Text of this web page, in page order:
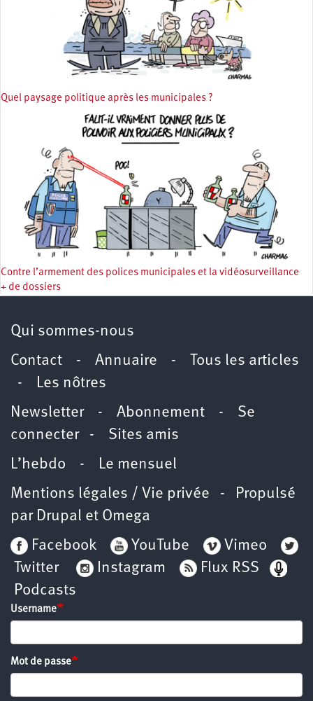
Quel paysage politique après les municipales ?
Contre l’armement des polices municipales et la vidéosurveillance
+ de dossiers
Qui sommes-nous
Contact - Annuaire -
Tous les articles
- Les nôtres
Newsletter- Abonnement - Se
connecter- Sites amis
L’hebdo - Le mensuel
Mentions légales / Vie privée - Propulsé
par Drupal et Omega
Facebook
YouTube
Vimeo
Twitter
Instagram
Flux RSS
Podcasts
Username
Mot de passe